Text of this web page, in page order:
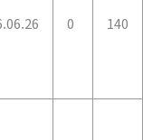
0 140